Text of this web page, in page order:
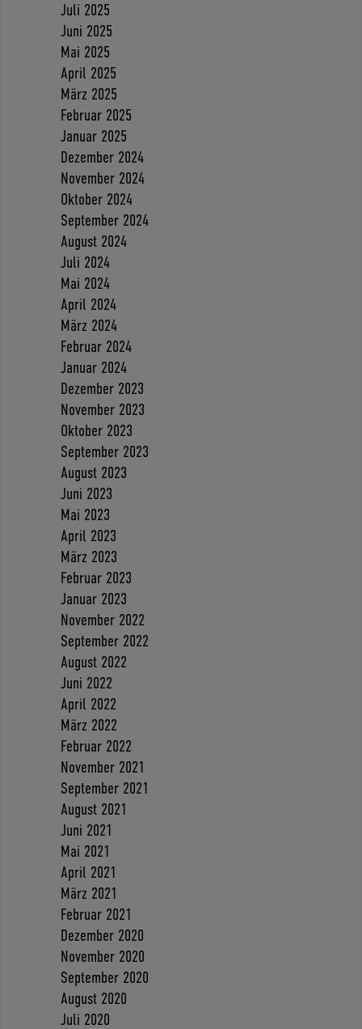
Juli 2025
Juni 2025
Mai 2025
April 2025
März 2025
Februar 2025
Januar 2025
Dezember 2024
November 2024
Oktober 2024
September 2024
August 2024
Juli 2024
Mai 2024
April 2024
März 2024
Februar 2024
Januar 2024
Dezember 2023
November 2023
Oktober 2023
September 2023
August 2023
Juni 2023
Mai 2023
April 2023
März 2023
Februar 2023
Januar 2023
November 2022
September 2022
August 2022
Juni 2022
April 2022
März 2022
Februar 2022
November 2021
September 2021
August 2021
Juni 2021
Mai 2021
April 2021
März 2021
Februar 2021
Dezember 2020
November 2020
September 2020
August 2020
Juli 2020